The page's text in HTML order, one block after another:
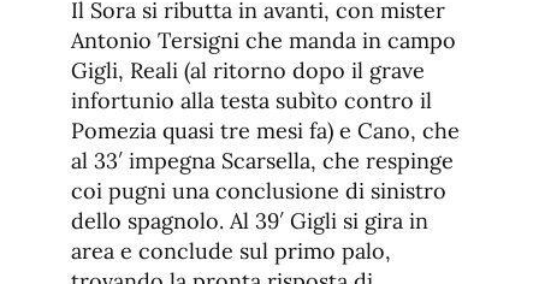
Il Sora si ributta in avanti, con mister
Antonio Tersigni che manda in campo
Gigli, Reali (al ritorno dopo il grave
infortunio alla testa subìto contro il
Pomezia quasi tre mesi fa) e Cano, che
al 33′ impegna Scarsella, che respinge
coi pugni una conclusione di sinistro
dello spagnolo. Al 39′ Gigli si gira in
area e conclude sul primo palo,